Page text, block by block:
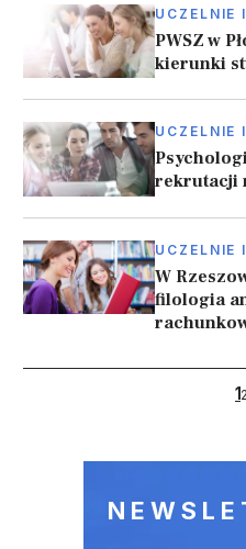
UCZELNIE
PWSZ w
kierunki
UCZELNIE
rekrutacji
UCZELNIE
W
filologia
12